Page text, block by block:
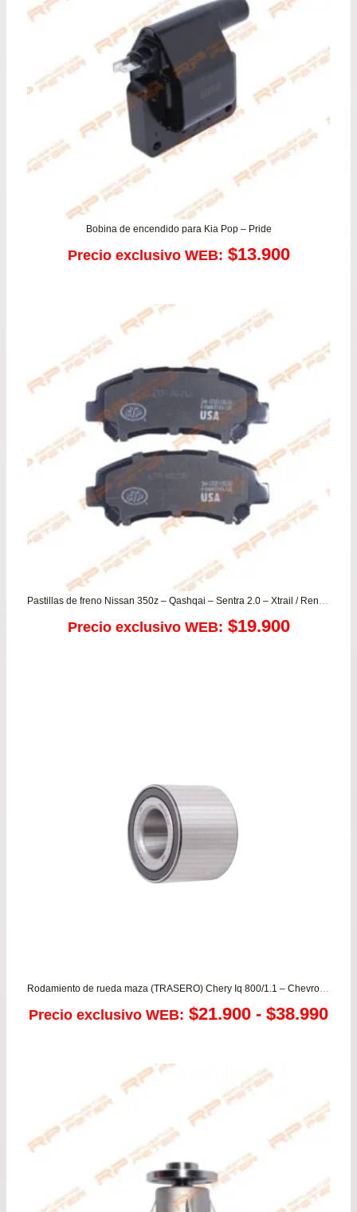
Bobina de encendido para Kia Pop – Pride
Precio exclusivo WEB: $13.900
Precio exclusivo WEB: $19.900
Rodamiento de rueda maza (TRASERO) Chery Iq 800/1.1 – Chevrolet Aveo 1.4 – Sail 1.4 – Spark GT 1.2
Precio exclusivo WEB: $21.900 - $38.990